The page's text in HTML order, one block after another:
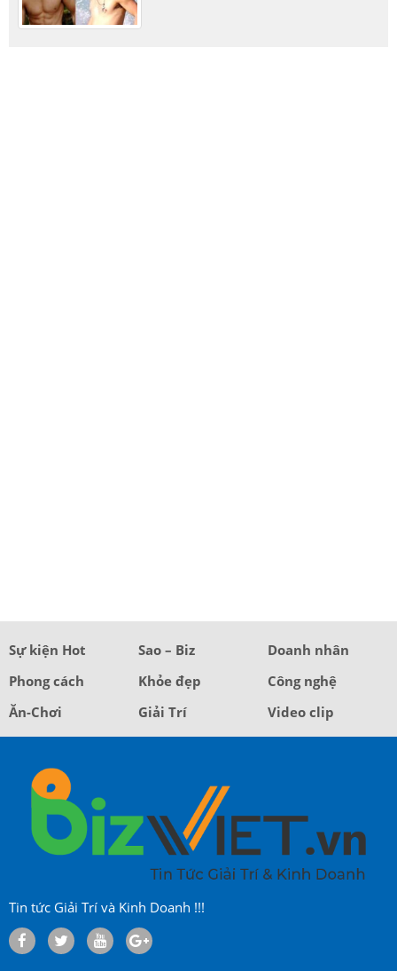
Sự kiện Hot Sao – Biz
Doanh nhân
Phong cách
Khỏe đẹp
Công nghệ
Ăn-Chơi
Giải Trí Video clip
Tin tức Giải Trí và Kinh Doanh !!!